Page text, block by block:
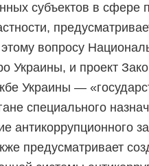
субъектов в сфере
вопросу
Украины, и проект
Украины —
специального
антикоррупционного
предусматривает